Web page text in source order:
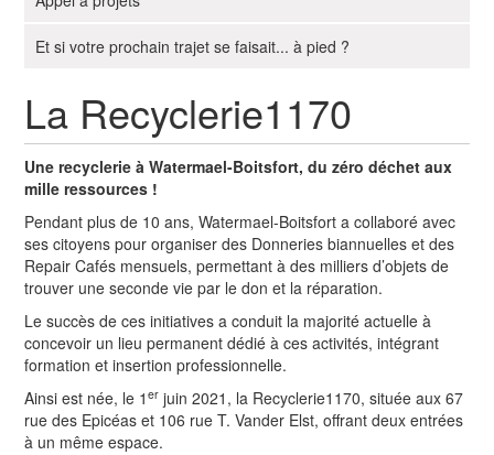
Et si votre prochain trajet se faisait... à pied ?
La Recyclerie1170
Une recyclerie à Watermael-Boitsfort, du zéro déchet aux
mille ressources !
Pendant plus de 10 ans, Watermael-Boitsfort a collaboré avec
ses citoyens pour organiser des Donneries biannuelles et des
Repair Cafés mensuels, permettant à des milliers d’objets de
trouver une seconde vie par le don et la réparation.
Le succès de ces initiatives a conduit la majorité actuelle à
concevoir un lieu permanent dédié à ces activités, intégrant
formation et insertion professionnelle.
Ainsi est née, le 1er juin 2021, la Recyclerie1170, située aux 67
rue des Epicéas et 106 rue T. Vander Elst, offrant deux entrées
à un même espace.